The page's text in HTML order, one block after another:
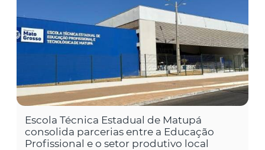
Escola Técnica Estadual de Matupá
consolida parcerias entre a Educação
Profissional e o setor produtivo local